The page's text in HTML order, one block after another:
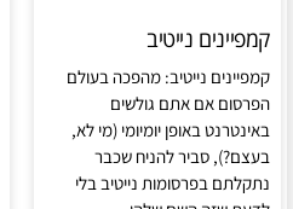
קמפיינים נייטיב
קמפיינים נייטיב: מהפכה בעולם
הפרסום אם אתם גולשים
באינטרנט באופן יומיומי (מי לא,
בעצם?), סביר להניח שכבר
נתקלתם בפרסומות נייטיב בלי